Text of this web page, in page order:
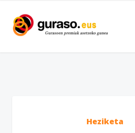
Heziketa